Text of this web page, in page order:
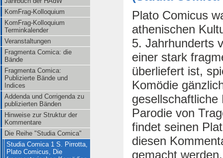
KomFrag-Kolloquium
KomFrag-Kolloquium
Terminkalender
Veranstaltungen
Fragmenta Comica: die
Bände
Fragmenta Comica:
Publizierte Bände und
Indices
Addenda und Corrigenda zu
publizierten Bänden
Hinweise zur Struktur der
Kommentare
Die Reihe "Studia Comica"
Studia Comica 1 S. Pirrotta,
Plato Comicus, Die
Plato Comicus
athenischen
5. Jahrhunderts
einer stark
überliefert ist,
Komödie
Parodie von
findet seinen
diesen
gemacht werden.